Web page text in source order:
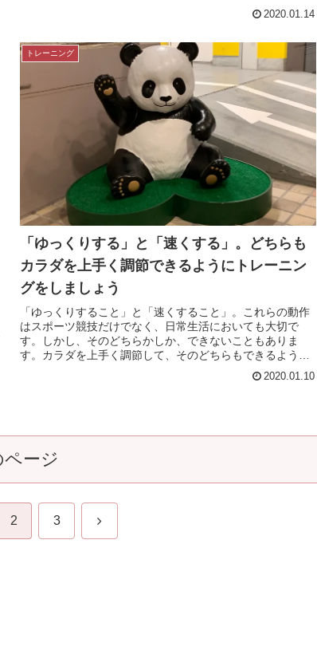
2020.01.14
トレーニング
「ゆっくりする」と「速くする」。どちらも
カラダを上手く調節できるようにトレーニン
グをしましょう
「ゆっくりすること」と「速くすること」。これらの動作
はスポーツ競技だけでなく、日常生活においても大切で
す。しかし、そのどちらかしか、できないこともありま
す。カラダを上手く調節して、そのどちらもできるように
2020.01.10
ページ
2 3 次